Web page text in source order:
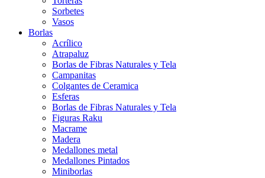
Sorbetes
Vasos
Borlas
Acrílico
Atrapaluz
Borlas de Fibras Naturales y Tela
Campanitas
Colgantes de Ceramica
Esferas
Borlas de Fibras Naturales y Tela
Figuras Raku
Macrame
Madera
Medallones metal
Medallones Pintados
Miniborlas